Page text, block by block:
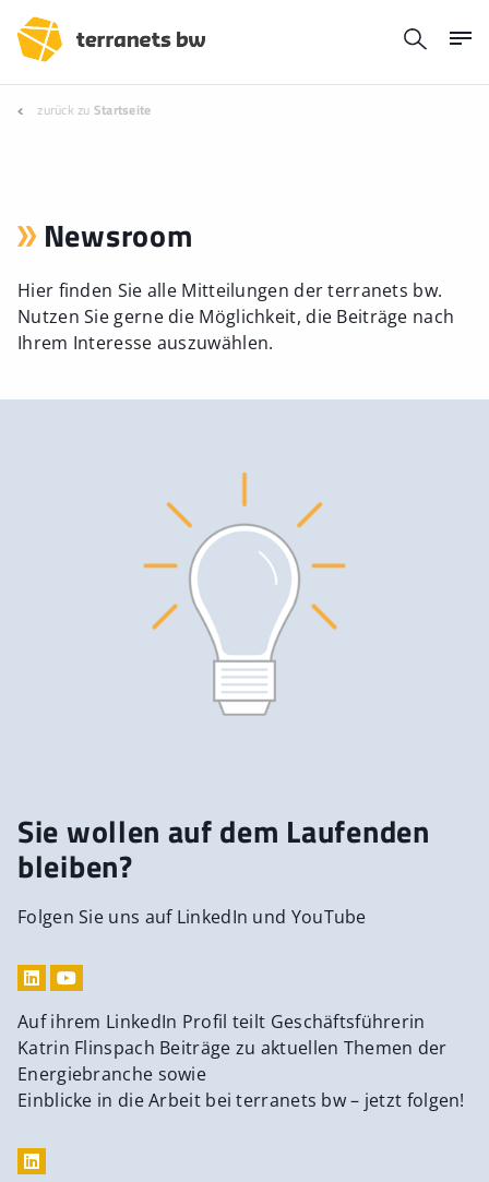
zurück zu Startseite
Newsroom
Hier finden Sie alle Mitteilungen der terranets bw.
Nutzen Sie gerne die Möglichkeit, die Beiträge nach
Ihrem Interesse auszuwählen.
Sie wollen auf dem Laufenden
bleiben?
Folgen Sie uns auf LinkedIn und YouTube
Auf ihrem LinkedIn Profil teilt Geschäftsführerin
Katrin Flinspach Beiträge zu aktuellen Themen der
Energiebranche sowie
Einblicke in die Arbeit bei terranets bw – jetzt folgen!